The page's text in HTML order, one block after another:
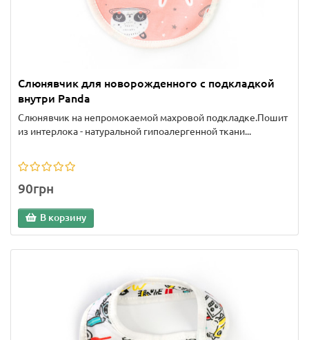
Слюнявчик для новорожденного с подкладкой
внутри Panda
Слюнявчик на непромокаемой махровой подкладке.Пошит
из интерлока - натуральной гипоалергенной ткани...
90грн
В корзину